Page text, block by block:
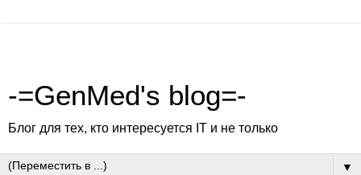
-=GenMed's blog=-
Блог для тех, кто интересуется IT и не только
▼